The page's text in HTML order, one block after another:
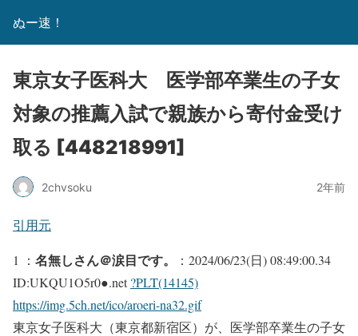
ぬー速！
東京女子医科大 医学部卒業生の子女
対象の推薦入試で親族から寄付金受け
取る [448218991]
2chvsoku 2年前
引用元
1 ： 名無しさん＠涙目です。
：2024/06/23(日) 08:49:00.34
ID:UKQU1O5r0●.net?PLT(14145)
https://img.5ch.net/ico/aroeri-na32.gif
東京女子医科大（東京都新宿区）が、医学部卒業生の子女